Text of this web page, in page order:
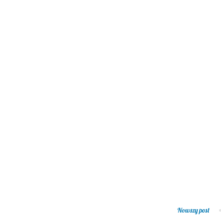
Nowszy post